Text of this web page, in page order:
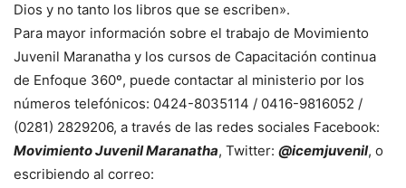
Dios y no tanto los libros que se escriben».
Para mayor información sobre el trabajo de Movimiento
Juvenil Maranatha y los cursos de Capacitación continua
de Enfoque 360º, puede contactar al ministerio por los
números telefónicos: 0424-8035114 / 0416-9816052 /
(0281) 2829206, a través de las redes sociales Facebook:
Movimiento Juvenil Maranatha, Twitter: @icemjuvenil, o
escribiendo al correo: